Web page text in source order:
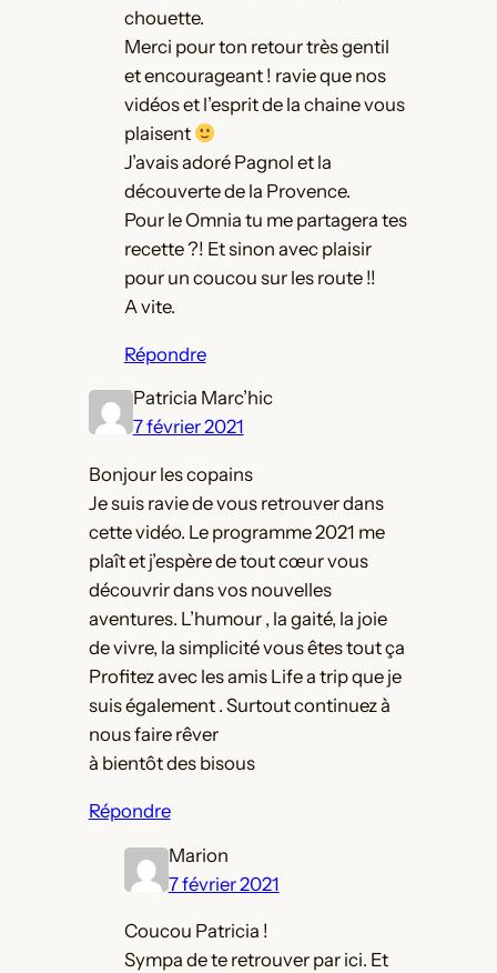
chouette.
Merci pour ton retour très gentil
et encourageant ! ravie que nos
vidéos et l’esprit de la chaine vous
plaisent
J’avais adoré Pagnol et la
découverte de la Provence.
Pour le Omnia tu me partagera tes
recette ?! Et sinon avec plaisir
pour un coucou sur les route !!
A vite.
Répondre
Patricia Marc’hic
7 février 2021
Bonjour les copains
Je suis ravie de vous retrouver dans
cette vidéo. Le programme 2021 me
plaît et j’espère de tout cœur vous
découvrir dans vos nouvelles
aventures. L’humour , la gaité, la joie
de vivre, la simplicité vous êtes tout ça
Profitez avec les amis Life a trip que je
suis également . Surtout continuez à
nous faire rêver
à bientôt des bisous
Répondre
Marion
7 février 2021
Coucou Patricia !
Sympa de te retrouver par ici. Et